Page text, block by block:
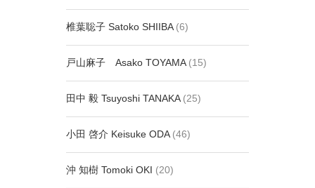
椎葉聡子 Satoko SHIIBA (6)
戸山麻子 Asako TOYAMA (15)
田中 毅 Tsuyoshi TANAKA (25)
小田 啓介 Keisuke ODA (46)
沖 知樹 Tomoki OKI (20)